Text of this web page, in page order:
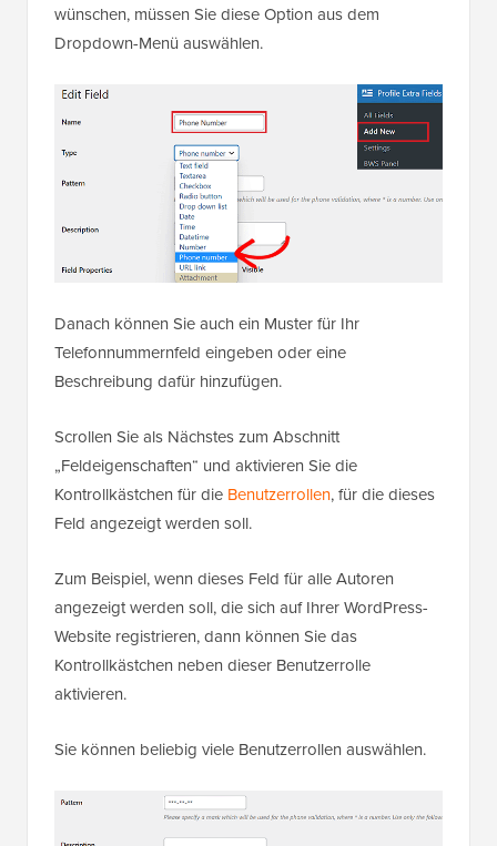
wünschen, müssen Sie diese Option aus dem
Dropdown-Menü auswählen.
Danach können Sie auch ein Muster für Ihr
Telefonnummernfeld eingeben oder eine
Beschreibung dafür hinzufügen.
Scrollen Sie als Nächstes zum Abschnitt
„Feldeigenschaften“ und aktivieren Sie die
Kontrollkästchen für die Benutzerrollen, für die dieses
Feld angezeigt werden soll.
Zum Beispiel, wenn dieses Feld für alle Autoren
angezeigt werden soll, die sich auf Ihrer WordPress-
Website registrieren, dann können Sie das
Kontrollkästchen neben dieser Benutzerrolle
aktivieren.
Sie können beliebig viele Benutzerrollen auswählen.